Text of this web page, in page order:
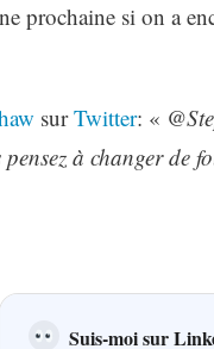
prochaine si on a
surTwitter: «
à changer de
Suis-moi sur